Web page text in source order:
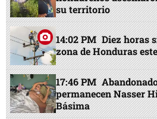
su territorio
14:02 PM Diez horas
zona de Honduras
17:46 PM
permanecen Nasser
Básima